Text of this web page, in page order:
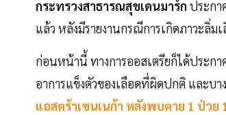
กระทรวงสาธารณสุขเดนมาร์ก ประกา
แล้ว หลังมีรายงานกรณีการเกิดภาวะลิ่
ก่อนหน้านี้ ทางการออสเตรียก็ได้ประก
อาการแข็งตัวของเลือดที่ผิดปกติ และบ
แอสตร้าเซนเนก้า หลังพบตาย 1 ป่วย